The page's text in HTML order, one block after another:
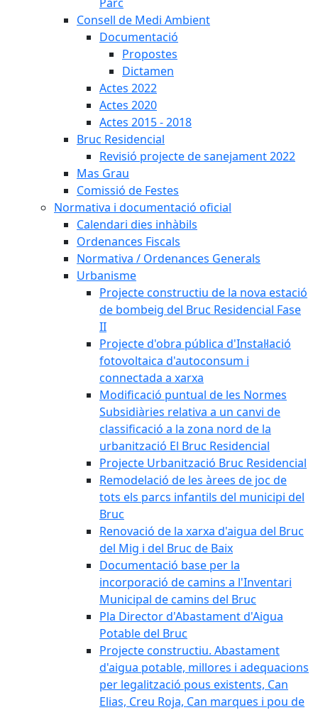
Consell de Medi Ambient
Documentació
Propostes
Dictamen
Actes 2022
Actes 2020
Actes 2015 - 2018
Bruc Residencial
Revisió projecte de sanejament 2022
Mas Grau
Comissió de Festes
Normativa i documentació oficial
Calendari dies inhàbils
Ordenances Fiscals
Normativa / Ordenances Generals
Urbanisme
Projecte constructiu de la nova estació
de bombeig del Bruc Residencial Fase
II
Projecte d'obra pública d'Instal·lació
fotovoltaica d'autoconsum i
connectada a xarxa
Modificació puntual de les Normes
Subsidiàries relativa a un canvi de
classificació a la zona nord de la
urbanització El Bruc Residencial
Projecte Urbanització Bruc Residencial
Remodelació de les àrees de joc de
tots els parcs infantils del municipi del
Bruc
Renovació de la xarxa d'aigua del Bruc
del Mig i del Bruc de Baix
Documentació base per la
incorporació de camins a l'Inventari
Municipal de camins del Bruc
Pla Director d'Abastament d'Aigua
Potable del Bruc
Projecte constructiu. Abastament
d'aigua potable, millores i adequacions
per legalització pous existents, Can
Elias, Creu Roja, Can marques i pou de